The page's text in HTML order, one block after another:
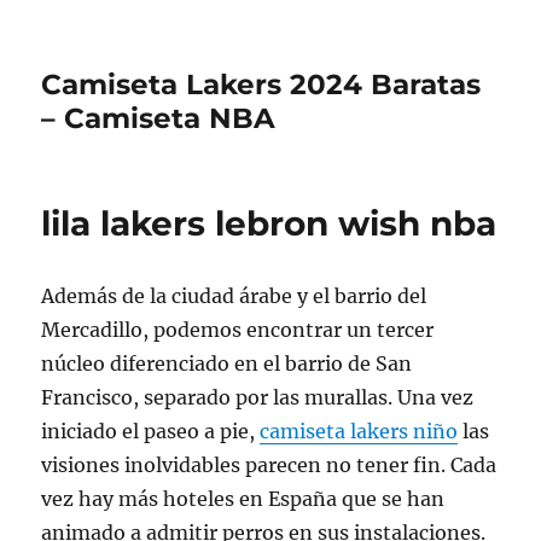
Camiseta Lakers 2024 Baratas
– Camiseta NBA
lila lakers lebron wish nba
Además de la ciudad árabe y el barrio del
Mercadillo, podemos encontrar un tercer
núcleo diferenciado en el barrio de San
Francisco, separado por las murallas. Una vez
iniciado el paseo a pie,camiseta lakers niño las
visiones inolvidables parecen no tener fin. Cada
vez hay más hoteles en España que se han
animado a admitir perros en sus instalaciones.